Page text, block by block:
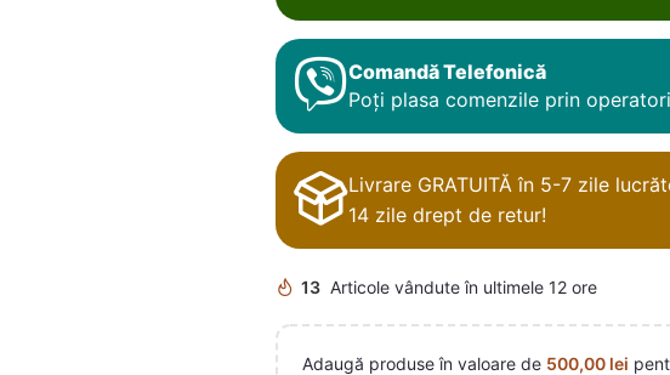
Comandă Telefonică
Poți plasa comenzile prin
Livrare GRATUITĂ în 5-7 zile
14 zile drept de retur!
13 Articole vândute în ultimele 12 ore
Adaugă produse în valoare de 500,00 lei